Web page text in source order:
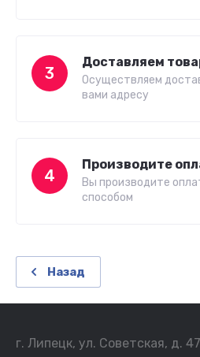
3
Доставляем
Осуществляем
вами адресу
4
Производите
Вы производите
способом
Назад
г. Липецк, ул. Советская, д. 47